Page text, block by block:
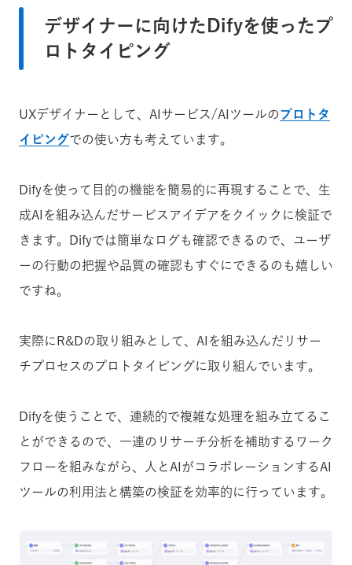
デザイナーに向けたDifyを使ったプ
ロトタイピング
UXデザイナーとして、AIサービス/AIツールのプロトタ
イピングでの使い方も考えています。
Difyを使って目的の機能を簡易的に再現することで、生
成AIを組み込んだサービスアイデアをクイックに検証で
きます。Difyでは簡単なログも確認できるので、ユーザ
ーの行動の把握や品質の確認もすぐにできるのも嬉しい
ですね。
実際にR&Dの取り組みとして、AIを組み込んだリサー
チプロセスのプロトタイピングに取り組んでいます。
Difyを使うことで、連続的で複雑な処理を組み立てるこ
とができるので、一連のリサーチ分析を補助するワーク
フローを組みながら、人とAIがコラボレーションするAI
ツールの利用法と構築の検証を効率的に行っています。